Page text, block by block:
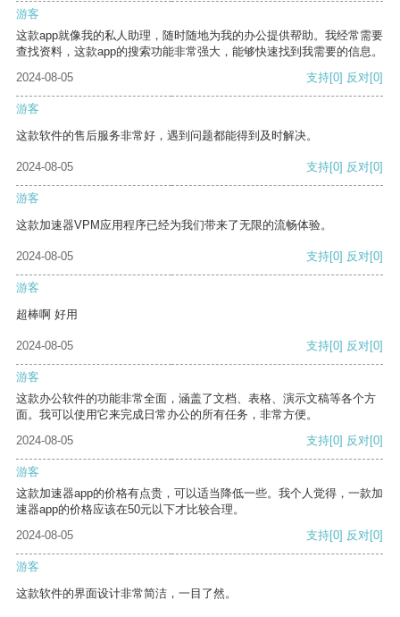
游客
这款app就像我的私人助理，随时随地为我的办公提供帮助。我经常需要
查找资料，这款app的搜索功能非常强大，能够快速找到我需要的信息。
2024-08-05
支持[0] 反对[0]
游客
这款软件的售后服务非常好，遇到问题都能得到及时解决。
2024-08-05 支持[0] 反对[0]
游客
这款加速器VPM应用程序已经为我们带来了无限的流畅体验。
2024-08-05 支持[0] 反对[0]
游客
超棒啊 好用
2024-08-05 支持[0] 反对[0]
游客
这款办公软件的功能非常全面，涵盖了文档、表格、演示文稿等各个方
面。我可以使用它来完成日常办公的所有任务，非常方便。
2024-08-05
支持[0] 反对[0]
游客
这款加速器app的价格有点贵，可以适当降低一些。我个人觉得，一款加
速器app的价格应该在50元以下才比较合理。
2024-08-05
支持[0] 反对[0]
游客
这款软件的界面设计非常简洁，一目了然。